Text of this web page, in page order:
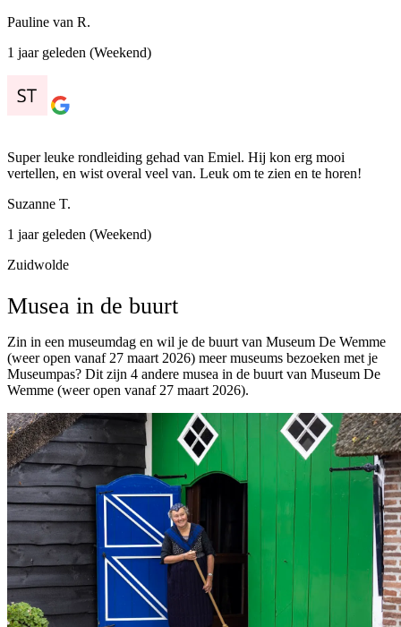
Pauline van R.
1 jaar geleden (Weekend)
Super leuke rondleiding gehad van Emiel. Hij kon erg mooi
vertellen, en wist overal veel van. Leuk om te zien en te horen!
Suzanne T.
1 jaar geleden (Weekend)
Zuidwolde
Musea in de buurt
Zin in een museumdag en wil je de buurt van Museum De Wemme
(weer open vanaf 27 maart 2026) meer museums bezoeken met je
Museumpas? Dit zijn 4 andere musea in de buurt van Museum De
Wemme (weer open vanaf 27 maart 2026).